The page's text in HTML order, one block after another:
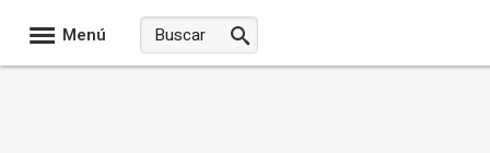
Menú